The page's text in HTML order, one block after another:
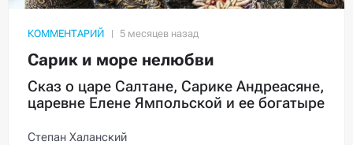
КОММЕНТАРИЙ
Сарик и море нелюбви
Сказ о царе Салтане, Сарике Андреасяне,
царевне Елене Ямпольской и ее богатыре
Степан Халанский